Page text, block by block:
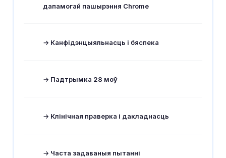
дапамогай пашырэння Chrome
→ Канфідэнцыяльнасць і бяспека
→ Падтрымка 28 моў
→ Клінічная праверка і дакладнасць
→ Часта задаваныя пытанні